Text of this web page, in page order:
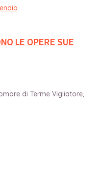
LE OPERE SUE
di Terme Vigliatore,